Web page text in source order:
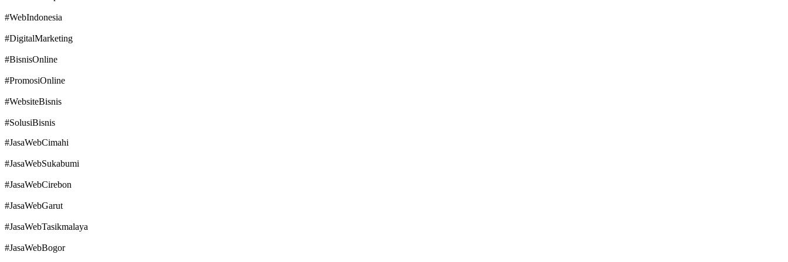
#WebIndonesia
#DigitalMarketing
#BisnisOnline
#PromosiOnline
#WebsiteBisnis
#SolusiBisnis
#JasaWebCimahi
#JasaWebSukabumi
#JasaWebCirebon
#JasaWebGarut
#JasaWebTasikmalaya
#JasaWebBogor